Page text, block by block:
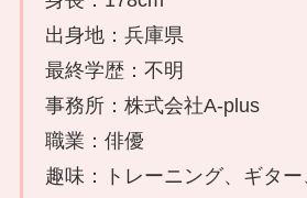
出身地：兵庫県
最終学歴：不明
事務所：株式会社A-plus
職業：俳優
趣味：トレーニング、ギタ